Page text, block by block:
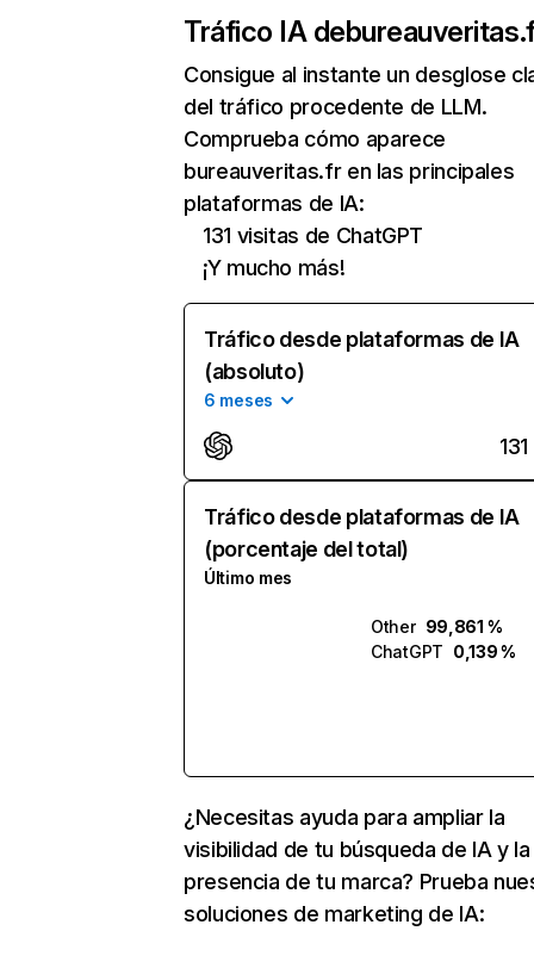
Tráfico IA de
Consigue al instante un desglose
del tráfico procedente de LLM.
Comprueba cómo aparece
bureauveritas.fr en las principales
plataformas de IA:
131 visitas de ChatGPT
¡Y mucho más!
Tráfico desde plataformas de IA
(absoluto)
6 meses
131
Tráfico desde plataformas de IA
(porcentaje del total)
Último mes
Other 99,861 %
ChatGPT 0,139 %
¿Necesitas ayuda para ampliar la
visibilidad de tu búsqueda de IA y la
presencia de tu marca? Prueba
soluciones de marketing de IA: